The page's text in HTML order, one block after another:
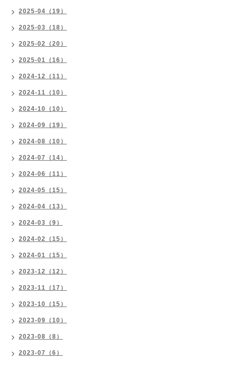
2025-04（19）
2025-03（18）
2025-02（20）
2025-01（16）
2024-12（11）
2024-11（10）
2024-10（10）
2024-09（19）
2024-08（10）
2024-07（14）
2024-06（11）
2024-05（15）
2024-04（13）
2024-03（9）
2024-02（15）
2024-01（15）
2023-12（12）
2023-11（17）
2023-10（15）
2023-09（10）
2023-08（8）
2023-07（6）